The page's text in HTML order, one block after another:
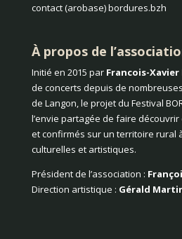
contact (arobase) bordures.bzh
À propos de
Initié en 2015 par Francois-Xavier
de concerts depuis de
de Langon, le projet du Festival
l’envie partagée de faire
et confirmés sur un territoire rural
culturelles et artistiques.
Président de l’association :
Direction artistique : Gérald